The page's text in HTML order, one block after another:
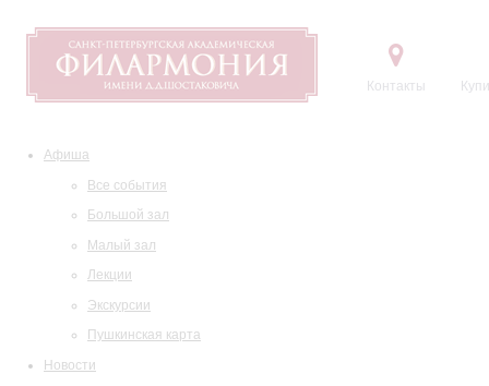
Контакты
Афиша
Все события
Большой зал
Малый зал
Лекции
Экскурсии
Пушкинская карта
Новости